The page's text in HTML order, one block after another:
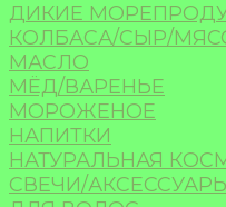
ДИКИЕ
КОЛБАСА/СЫР/
МАСЛО
МЁД/ВАРЕНЬЕ
МОРОЖЕНОЕ
НАПИТКИ
НАТУРАЛЬНАЯ
СВЕЧИ/